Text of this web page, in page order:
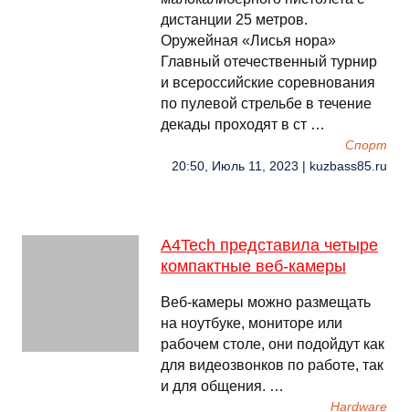
дистанции 25 метров.
Оружейная «Лисья нора»
Главный отечественный турнир
и всероссийские соревнования
по пулевой стрельбе в течение
декады проходят в ст …
Спорт
20:50, Июль 11, 2023 | kuzbass85.ru
A4Tech представила четыре
компактные веб-камеры
Веб-камеры можно размещать
на ноутбуке, мониторе или
рабочем столе, они подойдут как
для видеозвонков по работе, так
и для общения. …
Hardware